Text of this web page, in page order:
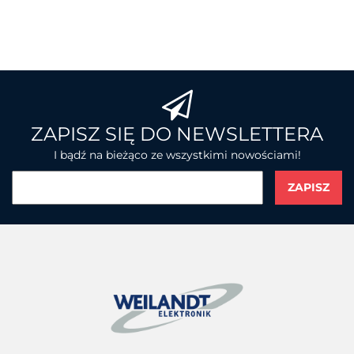
BROTHER
ZAPISZ SIĘ DO NEWSLETTERA
I bądź na bieżąco ze wszystkimi nowościami!